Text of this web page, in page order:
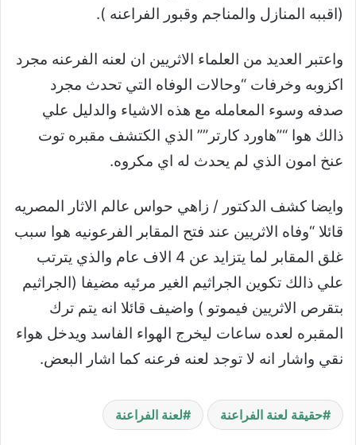
(اقببه المنازل والمناجم وقبور الفراعنه ).
واعتبر العديد من العلماء الاثريين ان لعنه الفرعنه مجرد
اكزوبه وخرفات “وحالات الوفاه التي تحدث مجرد
صدفه وسوء المعامله مع هذه الاشياء والدليل علي
ذالك هوا “”هاورد كارتر”” الذي الكتشف مقبره توت
عنخ امون الذي لم يحدث له اي مكروه.
وايضا كشف الدكتور / زاهي حواس عالم الاثار المصريه
قائلا “وفاه الاثريين عند فتح المقابر الفرعونيه هوا سبب
غلق المقابر لما يتزايد عن 4 الاف عام والذي يترتب
علي ذالك تكوين الجراثيم الغير مرئيه مضيفا (الجراثيم
بتقرص الاثريين فيموتو ) واضيف قائلا انه يتم ترك
المقبره لعده ساعات ليخرج الهواء الفاسد ويدخل هواء
نقي واشار انه لا توجد لعنه فرعنه كما اشار البعض.
حقيقة لعنة الفراعنة لعنة الفراعنة